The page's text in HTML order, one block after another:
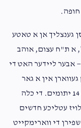
Phone
חופה.
גענצליך אן א טאטע
א ת"ח עצום, אוהב
אבער ליידער האט די
אין א גאר
בליענדן עלטער, איבערלאזנדיג א שטוב מיט 14 יתומים. די כלה
עטליכע חדשים
די ווארימקייט